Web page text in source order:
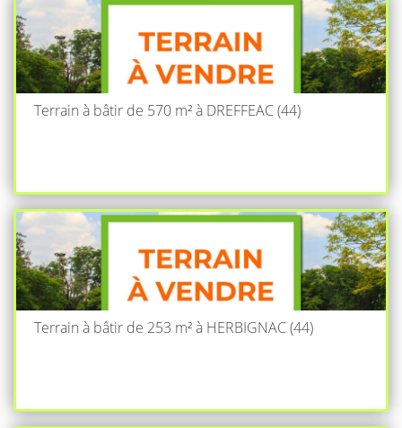
Terrain à bâtir de 570 m² à DREFFEAC (44)
Terrain à bâtir de 253 m² à HERBIGNAC (44)